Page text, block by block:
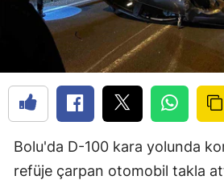
Bolu'da D-100 kara yolunda
refüje çarpan otomobil takla